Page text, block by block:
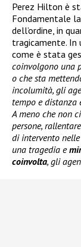
Perez Hilton è
Fondamentale
dell’ordine, in
tragicamente.
come è stata
coinvolgono una
o che sta
incolumità, gli
tempo e distanza
A meno che non
persone,
di intervento
una tragedia e
coinvolta, gli